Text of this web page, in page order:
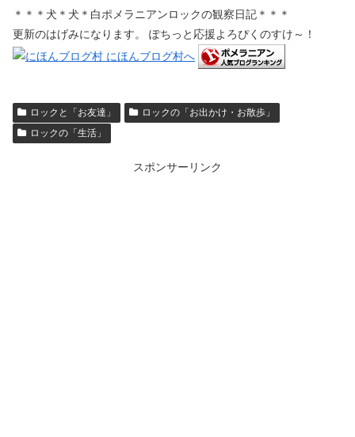
＊＊＊犬＊犬＊白ポメラニアンロックの観察日記＊＊＊
更新のはげみになります。 ぽちっと応援よろぴくのすけ～！
ロックと「お友達」
ロックの「お出かけ・お散歩」
ロックの「生活」
スポンサーリンク